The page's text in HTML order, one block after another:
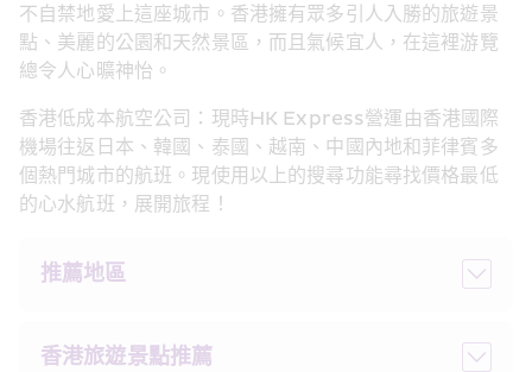
不自禁地愛上這座城市。香港擁有眾多引人入勝的旅遊景
點、美麗的公園和天然景區，而且氣候宜人，在這裡游覽
總令人心曠神怡。
香港低成本航空公司：現時HK Express營運由香港國際
機場往返日本、韓國、泰國、越南、中國內地和菲律賓多
個熱門城市的航班。現使用以上的搜尋功能尋找價格最低
的心水航班，展開旅程！
推薦地區
香港旅遊景點推薦